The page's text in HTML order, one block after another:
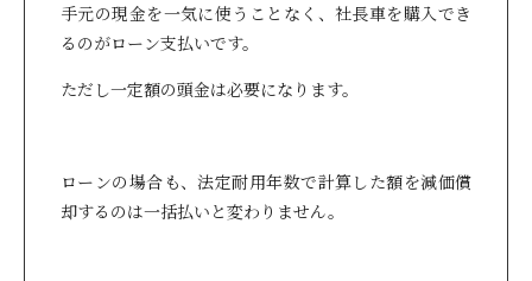
手元の現金を一気に使うことなく、社長車を購入でき
るのがローン支払いです。
ただし一定額の頭金は必要になります。
ローンの場合も、法定耐用年数で計算した額を減価償
却するのは一括払いと変わりません。